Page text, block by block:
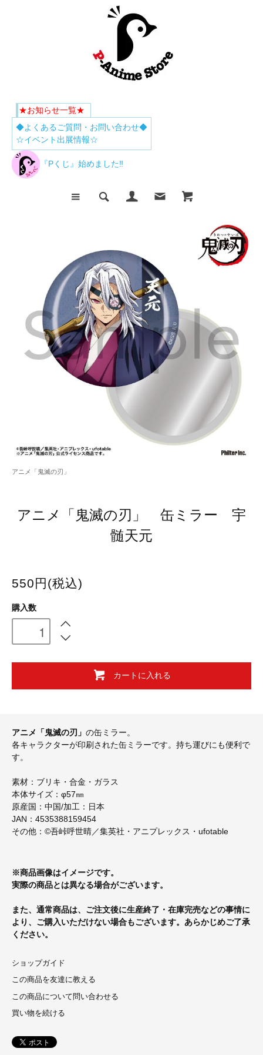
★お知らせ一覧★
◆よくあるご質問・お問い合わせ◆
☆イベント出展情報☆
『Pくじ』始めました‼
アニメ「鬼滅の刃」
アニメ「鬼滅の刃」 缶ミラー 宇
髄天元
550円(税込)
購入数
カートに入れる
アニメ「鬼滅の刃」 の缶ミラー。
各キャラクターが印刷された缶ミラーです。持ち運びにも便利で
す。
素材：ブリキ・合金・ガラス
本体サイズ：φ57㎜
原産国：中国/加工：日本
JAN：4535388159454
その他：©吾峠呼世晴／集英社・アニプレックス・ufotable
※商品画像はイメージです。
実際の商品とは異なる場合がございます。
また、通常商品は、ご注文後に生産終了・在庫完売などの事情に
より、ご購入いただけない場合もございます。あらかじめご了承
ください。
ショップガイド
この商品を友達に教える
この商品について問い合わせる
買い物を続ける